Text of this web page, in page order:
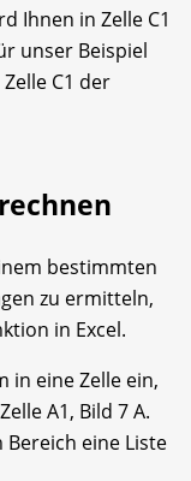
Ihnen in Zelle C1
unser Beispiel
C1 der
bestimmten
zu ermitteln,
in Excel.
in eine Zelle ein,
A1, Bild 7 A.
eine Liste